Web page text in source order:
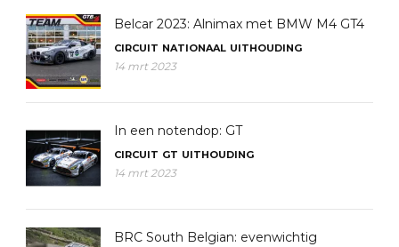
Belcar 2023: Alnimax met BMW M4 GT4
CIRCUIT NATIONAAL UITHOUDING
14 mrt 2023
In een notendop: GT
CIRCUIT GT UITHOUDING
14 mrt 2023
BRC South Belgian: evenwichtig